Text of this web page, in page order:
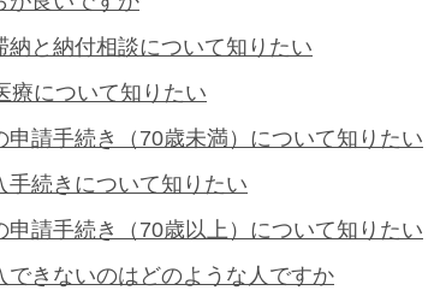
納と納付相談について知りたい
療について知りたい
申請手続き（70歳未満）について知りたい
手続きについて知りたい
申請手続き（70歳以上）について知りたい
できないのはどのような人ですか